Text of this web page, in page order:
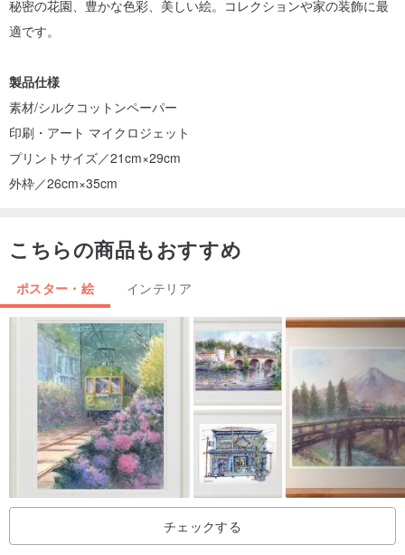
秘密の花園、豊かな色彩、美しい絵。コレクションや家の装飾に最
適です。
製品仕様
素材/シルクコットンペーパー
印刷・アート マイクロジェット
プリントサイズ／21cm×29cm
外枠／26cm×35cm
こちらの商品もおすすめ
ポスター・絵 インテリア
チェックする